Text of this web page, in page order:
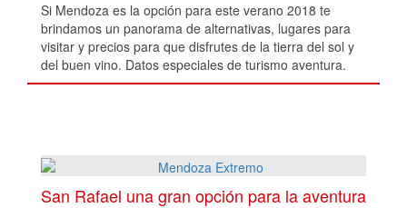
Si Mendoza es la opción para este verano 2018 te
brindamos un panorama de alternativas, lugares para
visitar y precios para que disfrutes de la tierra del sol y
del buen vino. Datos especiales de turismo aventura.
San Rafael una gran opción para la aventura